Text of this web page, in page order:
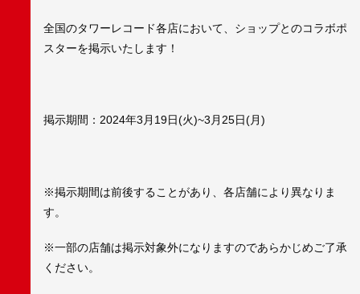
全国のタワーレコード各店において、ショップとのコラボポ
スターを掲示いたします！
掲示期間：2024年3月19日(火)~3月25日(月)
※掲示期間は前後することがあり、各店舗により異なりま
す。
※一部の店舗は掲示対象外になりますのであらかじめご了承
ください。